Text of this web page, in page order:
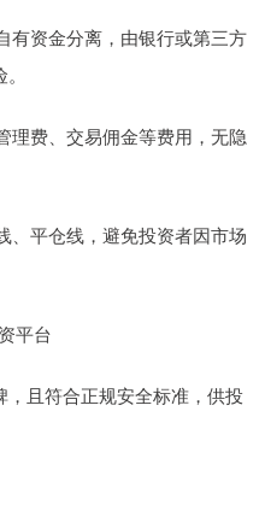
有资金分离，由银行或第三方
理费、交易佣金等费用，无隐
、平仓线，避免投资者因市场
平台
且符合正规安全标准，供投